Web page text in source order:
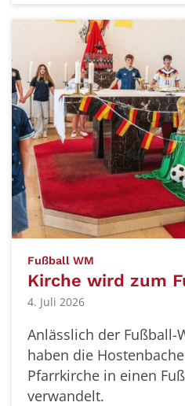
Fußball WM
Kirche wird zum
4. Juli 2026
Anlässlich der Fußball-
haben die
Pfarrkirche in einen
verwandelt.